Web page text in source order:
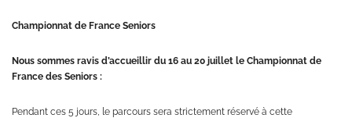
Championnat de France Seniors
Nous sommes ravis d’accueillir du 16 au 20 juillet le Championnat de
France des Seniors :
Pendant ces 5 jours, le parcours sera strictement réservé à cette